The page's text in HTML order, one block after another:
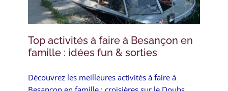
Top activités à faire à Besançon en
famille : idées fun & sorties
Découvrez les meilleures activités à faire à